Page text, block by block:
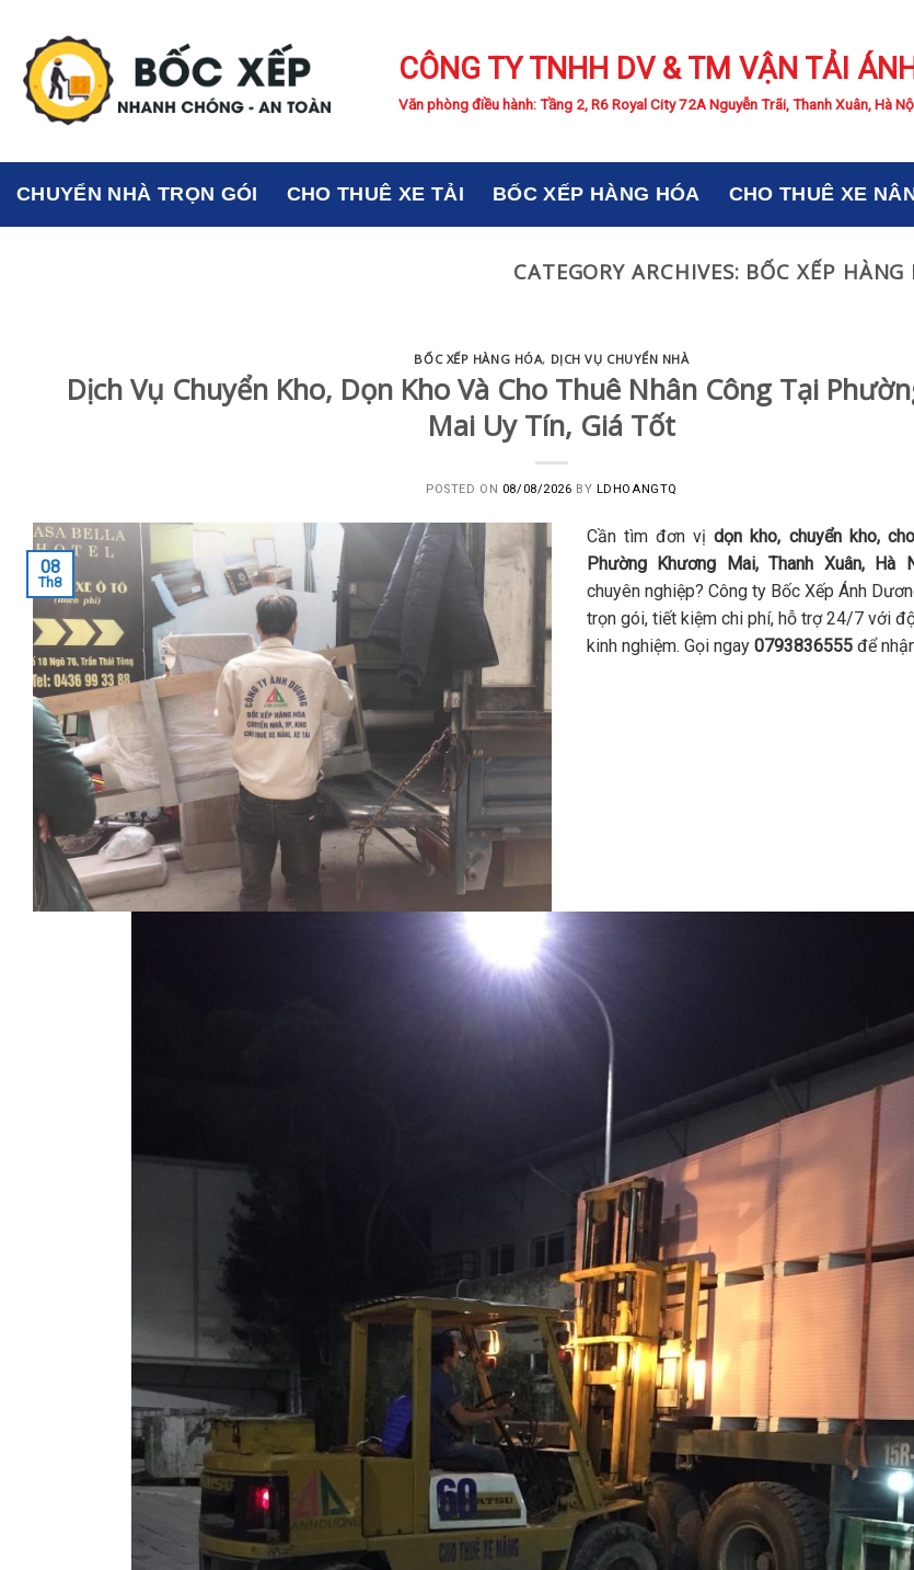
content
CÔNG TY TNHH DV & TM VẬN TẢI
Văn phòng điều hành: Tầng 2, R6 Royal City 72A Nguyễn Trãi, Thanh Xuân, Hà
CHUYỂN NHÀ TRỌN GÓI CHO THUÊ XE TẢI BỐC XẾP HÀNG HÓA CHO THUÊ XE
CATEGORY ARCHIVES: BỐC XẾP HÀNG
BỐC XẾP HÀNG HÓA, DỊCH VỤ CHUYỂN NHÀ
Dịch Vụ Chuyển Kho, Dọn Kho Và Cho Thuê Nhân Công Tại
Mai Uy Tín, Giá Tốt
POSTED ON 08/08/2026 BY LDHOANGTQ
08
Th8
Cần tìm đơn vịdọn kho, chuyển kho,
Phường Khương Mai, Thanh Xuân, Hà
chuyên nghiệp? Công ty Bốc Xếp Ánh
trọn gói, tiết kiệm chi phí, hỗ trợ 24/7 với
kinh nghiệm. Gọi ngay 0793836555 để